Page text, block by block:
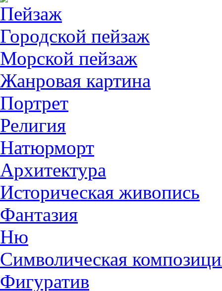
Пейзаж
Городской пейзаж
Морской пейзаж
Жанровая картина
Портрет
Религия
Натюрморт
Архитектура
Историческая живопись
Фантазия
Ню
Символическая
Фигуратив